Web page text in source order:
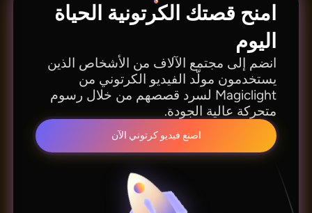
امنح قصتك الكرتونية الحياة
اليوم
انضم إلى مجتمع الآلاف من الأشخاص الذين
يستخدمون مولّد الفيديو الكرتوني من
Magiclight لسرد قصصهم من خلال رسوم
متحركة عالية الجودة.
اصنع فيديو كرتوني الآن